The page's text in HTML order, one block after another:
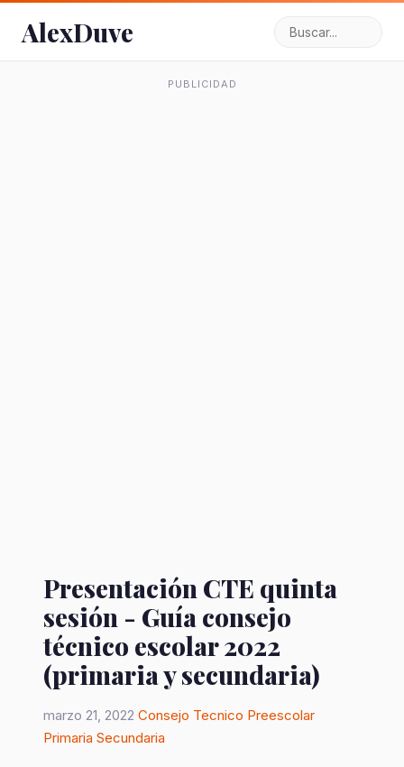
AlexDuve
PUBLICIDAD
Presentación CTE quinta
sesión - Guía consejo
técnico escolar 2022
(primaria y secundaria)
marzo 21, 2022 Consejo Tecnico Preescolar
Primaria Secundaria